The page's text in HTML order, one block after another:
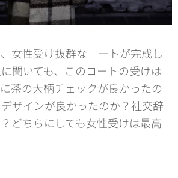
女性受け抜群なコートが完成し
聞いても、このコートの受けは
茶の大柄チェックが良かったの
ザインが良かったのか？社交辞
どちらにしても女性受けは最高